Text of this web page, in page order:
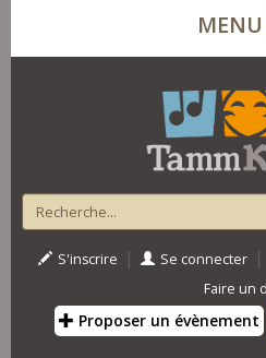
MENU
S'inscrire | Se connecter |
Faire un
Proposer un évènement